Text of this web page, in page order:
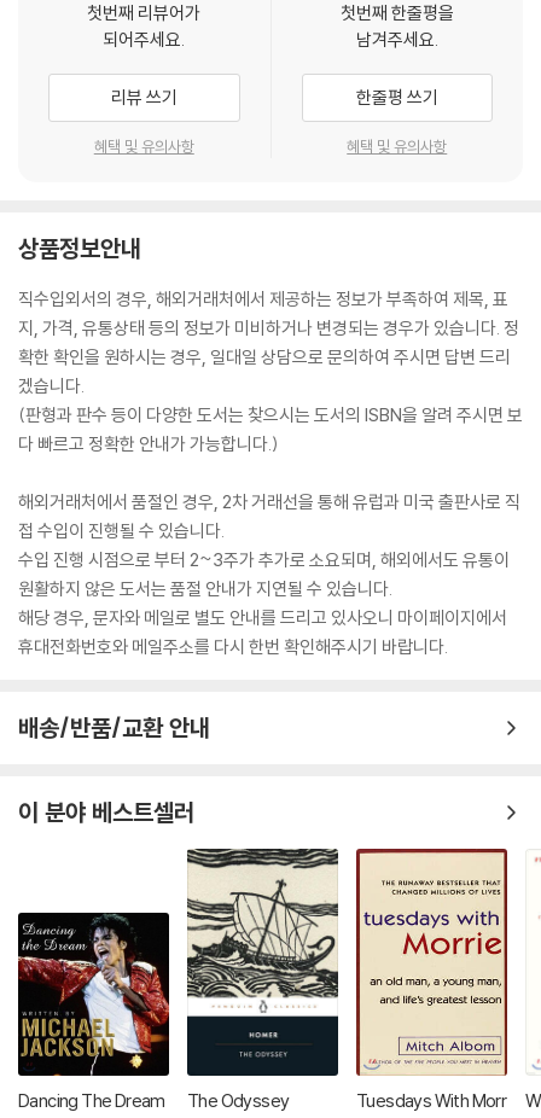
첫번째 리뷰어가
되어주세요.
리뷰 쓰기
혜택 및 유의사항
첫번째 한줄평을
남겨주세요.
한줄평 쓰기
혜택 및 유의사항
상품정보안내
직수입외서의 경우, 해외거래처에서 제공하는 정보가 부족하여 제목, 표
지, 가격, 유통상태 등의 정보가 미비하거나 변경되는 경우가 있습니다. 정
확한 확인을 원하시는 경우, 일대일 상담으로 문의하여 주시면 답변 드리
겠습니다.
(판형과 판수 등이 다양한 도서는 찾으시는 도서의 ISBN을 알려 주시면 보
다 빠르고 정확한 안내가 가능합니다.)
해외거래처에서 품절인 경우, 2차 거래선을 통해 유럽과 미국 출판사로 직
접 수입이 진행될 수 있습니다.
수입 진행 시점으로 부터 2~3주가 추가로 소요되며, 해외에서도 유통이
원활하지 않은 도서는 품절 안내가 지연될 수 있습니다.
해당 경우, 문자와 메일로 별도 안내를 드리고 있사오니 마이페이지에서
휴대전화번호와 메일주소를 다시 한번 확인해주시기 바랍니다.
배송/반품/교환 안내
이 분야 베스트셀러
Dancing The Dream The Odyssey
Tuesdays With Morr